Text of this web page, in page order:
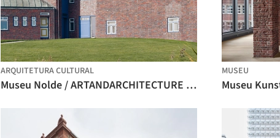
ARQUITETURA CULTURAL
Museu Nolde / ARTANDARCHITECTURE Kirsch Bremer Architekten
MUSEU